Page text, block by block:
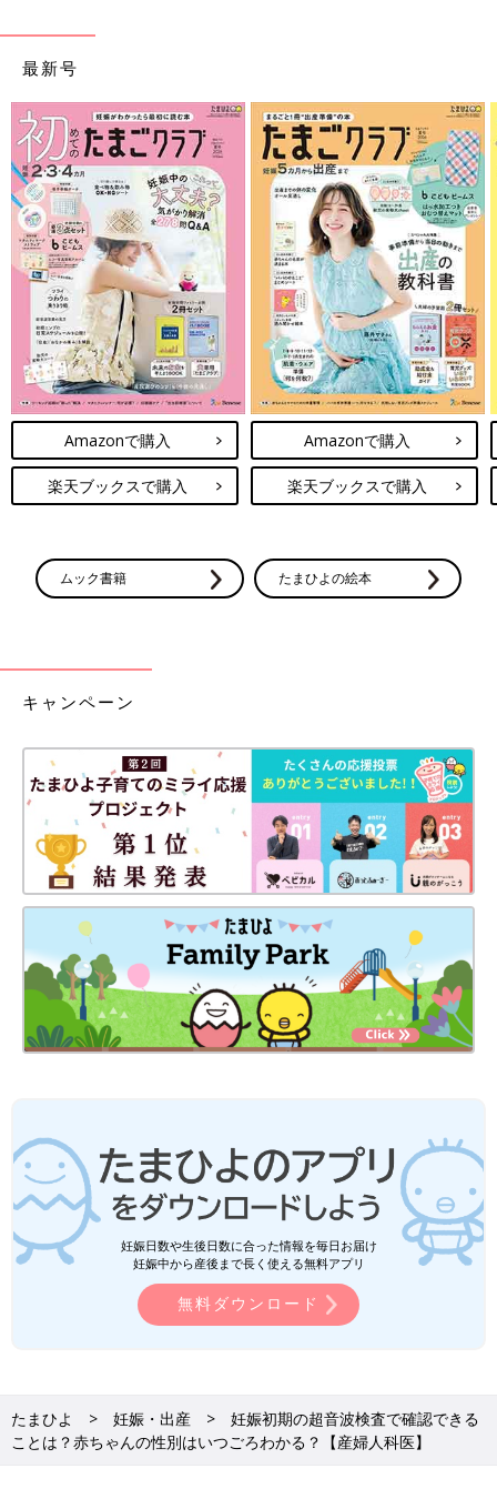
最新号
Amazonで購入
楽天ブックスで購入
Amazonで購入
楽天ブックスで購入
ムック書籍 たまひよの絵本
キャンペーン
妊娠日数や生後日数に合った情報を毎日お届け
妊娠中から産後まで長く使える無料アプリ
無料ダウンロード
たまひよ 妊娠・出産
妊娠初期の超音波検査で確認できる
ことは？赤ちゃんの性別はいつごろわかる？【産婦人科医】